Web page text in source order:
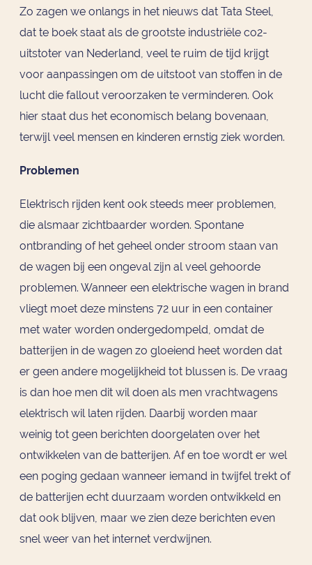
Zo zagen we onlangs in het nieuws dat Tata Steel,
dat te boek staat als de grootste industriële co2-
uitstoter van Nederland, veel te ruim de tijd krijgt
voor aanpassingen om de uitstoot van stoffen in de
lucht die fallout veroorzaken te verminderen. Ook
hier staat dus het economisch belang bovenaan,
terwijl veel mensen en kinderen ernstig ziek worden.
Problemen
Elektrisch rijden kent ook steeds meer problemen,
die alsmaar zichtbaarder worden. Spontane
ontbranding of het geheel onder stroom staan van
de wagen bij een ongeval zijn al veel gehoorde
problemen. Wanneer een elektrische wagen in brand
vliegt moet deze minstens 72 uur in een container
met water worden ondergedompeld, omdat de
batterijen in de wagen zo gloeiend heet worden dat
er geen andere mogelijkheid tot blussen is. De vraag
is dan hoe men dit wil doen als men vrachtwagens
elektrisch wil laten rijden. Daarbij worden maar
weinig tot geen berichten doorgelaten over het
ontwikkelen van de batterijen. Af en toe wordt er wel
een poging gedaan wanneer iemand in twijfel trekt of
de batterijen echt duurzaam worden ontwikkeld en
dat ook blijven, maar we zien deze berichten even
snel weer van het internet verdwijnen.